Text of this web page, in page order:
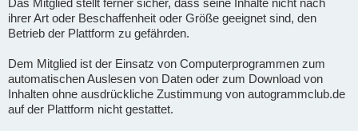
ihrer Art oder Beschaffenheit oder Größe geeignet sind, den
Betrieb der Plattform zu gefährden.
Dem Mitglied ist der Einsatz von Computerprogrammen zum
automatischen Auslesen von Daten oder zum Download von
Inhalten ohne ausdrückliche Zustimmung von autogrammclub.de
auf der Plattform nicht gestattet.